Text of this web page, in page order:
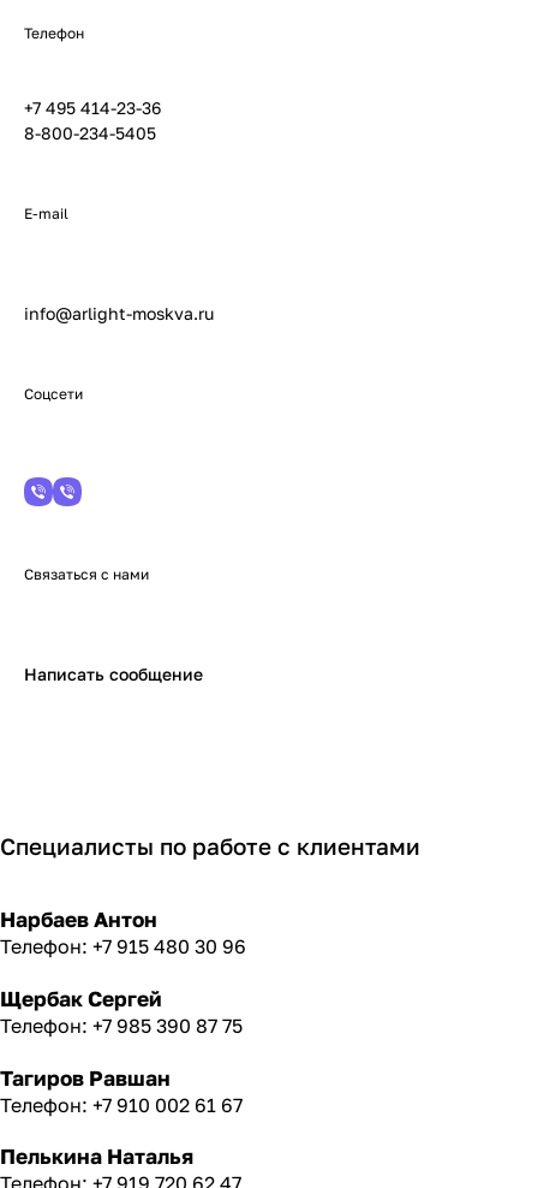
Телефон
+7 495 414-23-36
8-800-234-5405
E-mail
info@arlight-moskva.ru
Соцсети
Связаться с нами
Написать сообщение
Специалисты по работе с клиентами
Нарбаев Антон
Телефон: +7 915 480 30 96
Щербак Сергей
Телефон: +7 985 390 87 75
Тагиров Равшан
Телефон: +7 910 002 61 67
Пелькина Наталья
Телефон: +7 919 720 62 47